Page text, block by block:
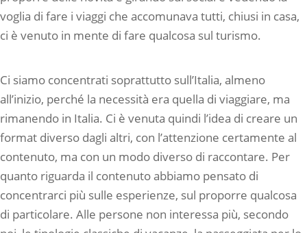
voglia di fare i viaggi che accomunava tutti, chiusi in casa,
ci è venuto in mente di fare qualcosa sul turismo.
Ci siamo concentrati soprattutto sull’Italia, almeno
all’inizio, perché la necessità era quella di viaggiare, ma
rimanendo in Italia. Ci è venuta quindi l’idea di creare un
format diverso dagli altri, con l’attenzione certamente al
contenuto, ma con un modo diverso di raccontare. Per
quanto riguarda il contenuto abbiamo pensato di
concentrarci più sulle esperienze, sul proporre qualcosa
di particolare. Alle persone non interessa più, secondo